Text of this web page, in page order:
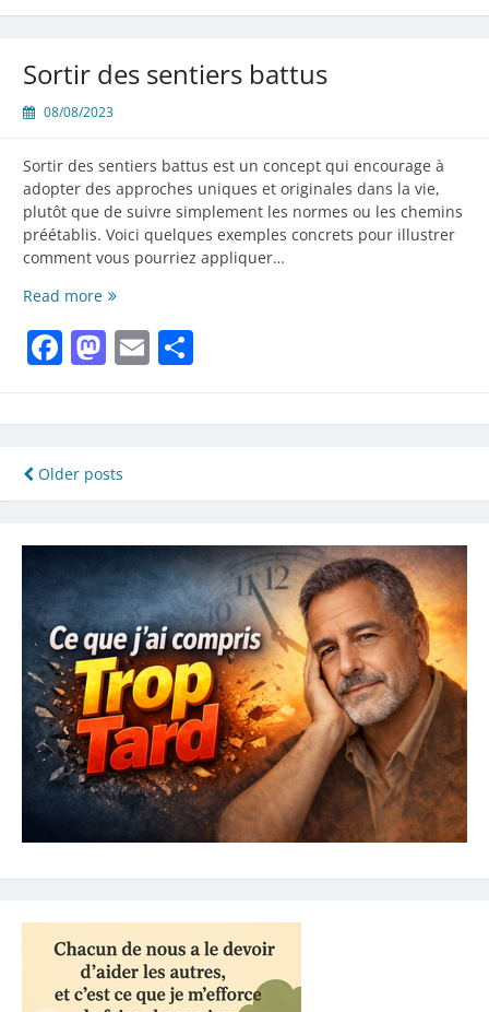
Sortir des sentiers battus
08/08/2023
Sortir des sentiers battus est un concept qui encourage à
adopter des approches uniques et originales dans la vie,
plutôt que de suivre simplement les normes ou les chemins
préétablis. Voici quelques exemples concrets pour illustrer
comment vous pourriez appliquer…
Read moreSortir
sentiers
battus
Facebook
Mastodon
Email
Navigation
des
articles
Older posts